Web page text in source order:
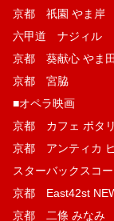
京都 祇園 やま岸
六甲道 ナジィル
京都 葵献心 やま田
京都 宮脇
■オペラ映画
京都 カフェ ポタリ
京都 アンティカ
スターバックスコ
京都 East42st
京都 二條 みなみ